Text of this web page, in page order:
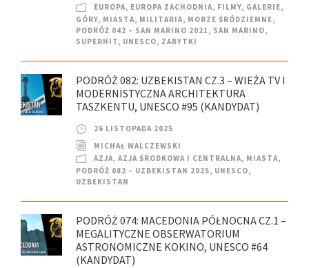
EUROPA, EUROPA ZACHODNIA, FILMY, GALERIE,
GÓRY, MIASTA, MILITARIA, MORZE ŚRÓDZIEMNE,
PODRÓŻ 042 – SAN MARINO 2021 , SAN MARINO,
SUPERHIT, UNESCO, ZABYTKI
PODRÓŻ 082: UZBEKISTAN CZ.3 – WIEŻA TV I
MODERNISTYCZNA ARCHITEKTURA
TASZKENTU, UNESCO #95 (KANDYDAT)
26 LISTOPADA 2025
MICHAŁ WALCZEWSKI
AZJA, AZJA ŚRODKOWA I CENTRALNA, MIASTA,
PODRÓŻ 082 – UZBEKISTAN 2025, UNESCO,
UZBEKISTAN
PODRÓŻ 074: MACEDONIA PÓŁNOCNA CZ.1 –
MEGALITYCZNE OBSERWATORIUM
ASTRONOMICZNE KOKINO, UNESCO #64
(KANDYDAT)